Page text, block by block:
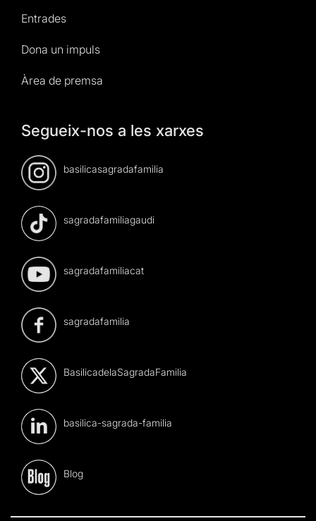
Entrades
Dona un impuls
Àrea de premsa
Segueix-nos a les xarxes
basilicasagradafamilia
sagradafamiliagaudi
sagradafamiliacat
sagradafamilia
BasilicadelaSagradaFamilia
basilica-sagrada-familia
Blog